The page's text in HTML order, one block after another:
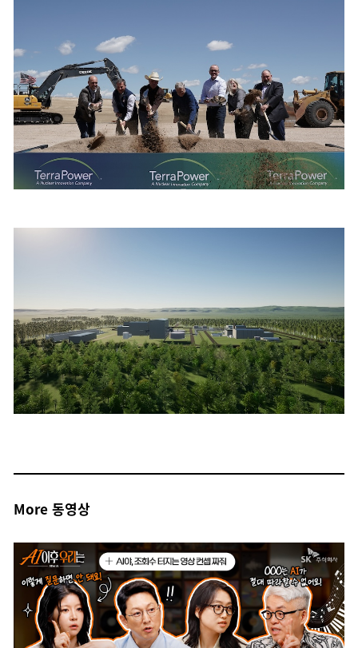
More 동영상